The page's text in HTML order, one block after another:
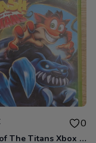
0
Crash of The Titans Xbox 360